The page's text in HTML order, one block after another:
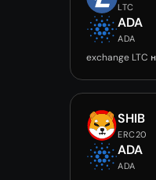
LTC
ADA
ADA
exchange LTC
SHIB
ERC20
ADA
ADA